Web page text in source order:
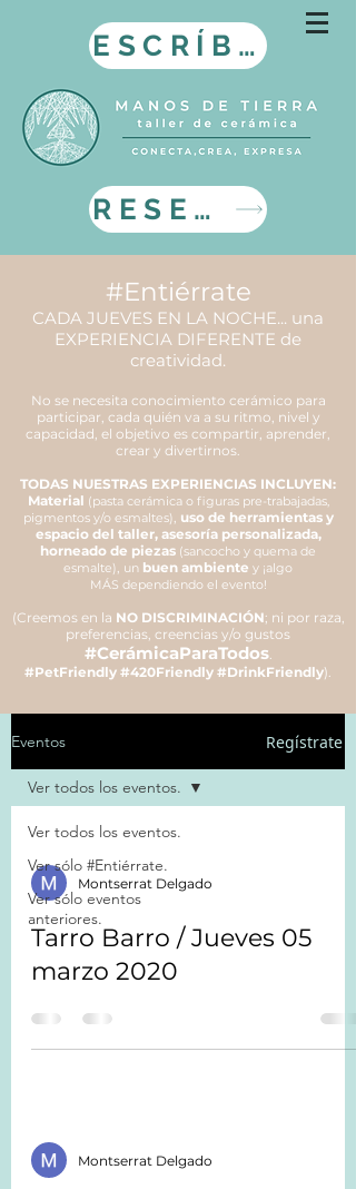
ESCRÍBENOS
RESERVA AQUI
#Entiérrate
CADA JUEVES EN LA NOCHE... una
EXPERIENCIA DIFERENTE de
creatividad.
No se necesita conocimiento cerámico para
participar, cada quién va a su ritmo, nivel y
capacidad, el objetivo es compartir, aprender,
crear y divertirnos.
TODAS NUESTRAS EXPERIENCIAS INCLUYEN:
Material (pasta cerámica o figuras pre-trabajadas,
pigmentos y/o esmaltes), uso de herramientas y
espacio del taller, asesoría personalizada,
horneado de piezas (sancocho y quema de
esmalte), un buen ambiente y ¡algo
MÁS dependiendo el evento!
(Creemos en la NO DISCRIMINACIÓN; ni por raza,
preferencias, creencias y/o gustos
#CerámicaParaTodos.
#PetFriendly #420Friendly #DrinkFriendly).
Eventos Regístrate
Ver todos los eventos.
Ver sólo #Entiérrate.
Ver sólo eventos
anteriores.
Ver todos los eventos.
Montserrat Delgado
Tarro Barro / Jueves 05
marzo 2020
Montserrat Delgado